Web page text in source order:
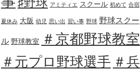
アミティエ スクール 初めて 合宿
夏休み 大阪 幼児 思い出 習い事 野球 野球スクー
ル 野球教室 ＃京都野球教室
＃元プロ野球選手 ＃兵